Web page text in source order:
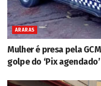
ARARAS
Mulher é presa pela
golpe do ‘Pix agendado’